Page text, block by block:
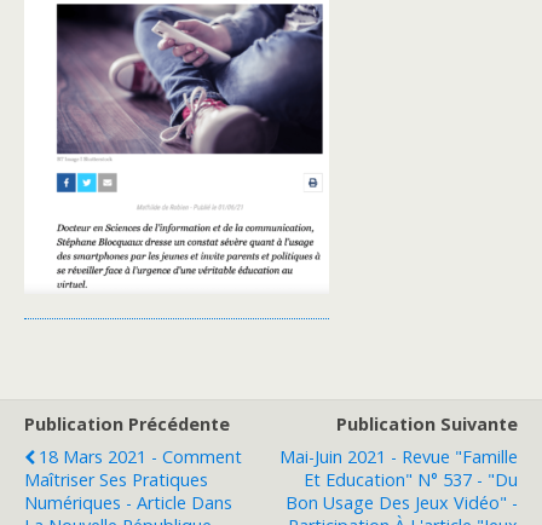
Publication Précédente
18 Mars 2021 - Comment
Maîtriser Ses Pratiques
Numériques - Article Dans
Publication Suivante
Mai-Juin 2021 - Revue "Famille
Et Education" N° 537 - "Du
Bon Usage Des Jeux Vidéo" -